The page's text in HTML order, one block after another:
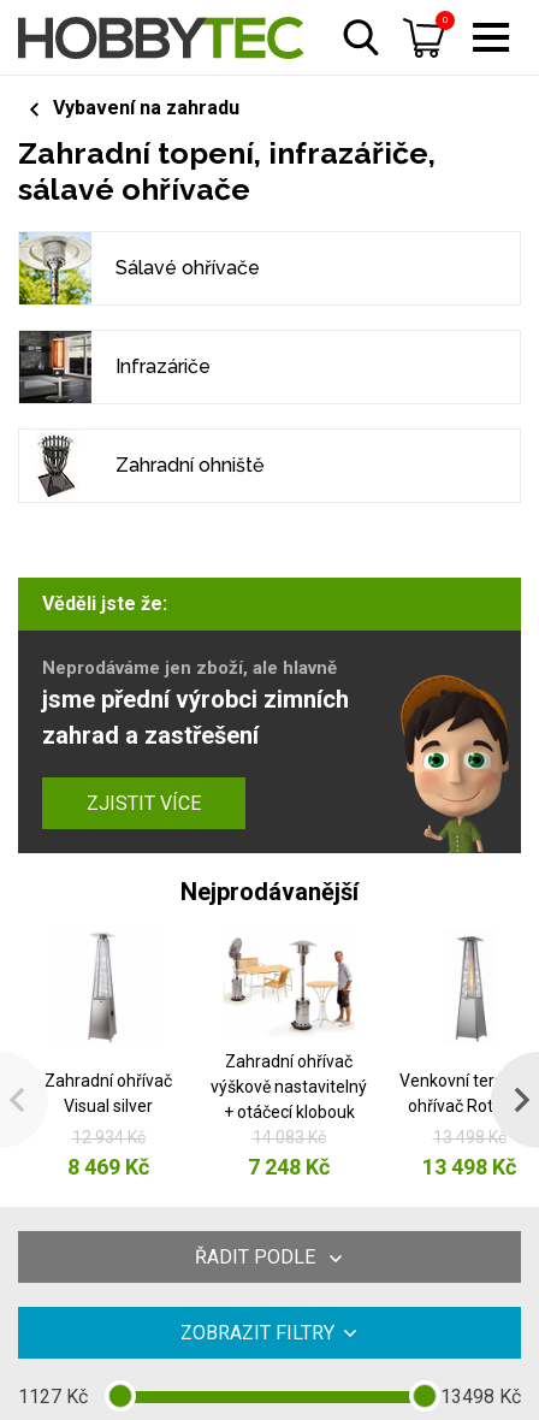
0
Vybavení na zahradu
Zahradní topení, infrazářiče,
sálavé ohřívače
Sálavé ohřívače
Infrazáriče
Zahradní ohniště
Věděli jste že:
Neprodáváme jen zboží, ale hlavně
jsme přední výrobci zimních
zahrad a zastřešení
ZJISTIT VÍCE
Nejprodávanější
Zahradní ohřívač
Visual silver
12 934 Kč
8 469 Kč
Zahradní ohřívač
výškově nastavitelný
+ otáčecí klobouk
14 083 Kč
7 248 Kč
Venkovní terasový
ohřívač Rotanev
13 498 Kč
13 498 Kč
ŘADIT PODLE
ZOBRAZIT FILTRY
1127 Kč 13498 Kč